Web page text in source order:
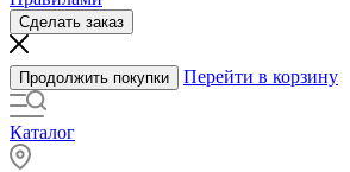
Сделать заказ
Продолжить покупки Перейти в корзину
Каталог